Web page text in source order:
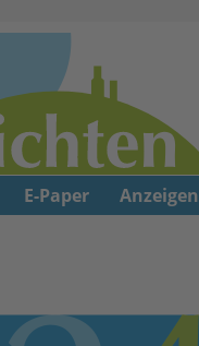
E-Paper Anzeigen